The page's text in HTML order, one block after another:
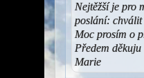
Nejtěžší je pro
poslání: chválit
Moc prosím o
Předem děkuju
Marie